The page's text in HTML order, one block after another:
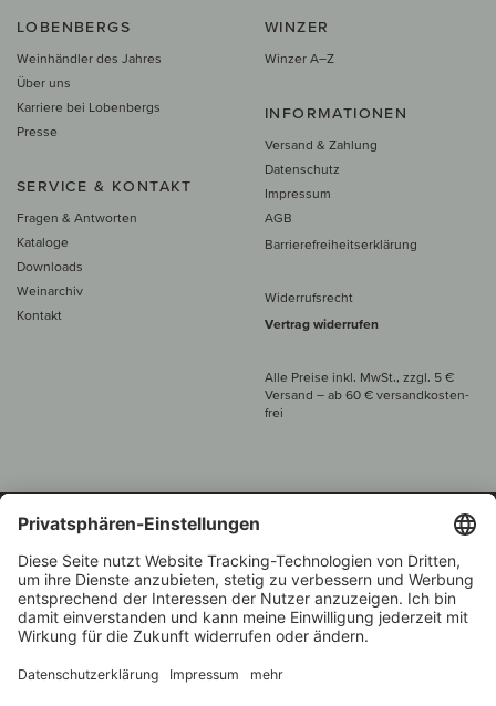
LOBENBERGS
Weinhändler des Jahres
Über uns
Karriere bei Lobenbergs
Presse
SERVICE & KONTAKT
Fragen & Antworten
Kataloge
Downloads
Weinarchiv
Kontakt
WINZER
Winzer A–Z
INFORMATIONEN
Versand & Zahlung
Datenschutz
Impressum
AGB
Barrierefreiheitserklärung
Widerrufsrecht
Vertrag widerrufen
Alle Preise inkl. MwSt., zzgl. 5 €
Versand – ab 60 € versand­kosten­
frei
Beratung unter
+49 421 696 797-0
1.000 Winzer –
Über 7.000 Weine
Weinhändler
des Jahres 2022